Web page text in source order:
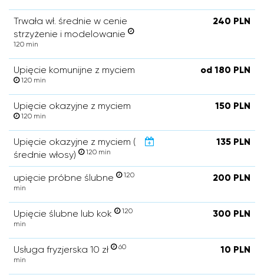
Trwała wł. średnie w cenie
strzyżenie i modelowanie
120 min
240 PLN
Upięcie komunijne z myciem
120 min
od 180 PLN
Upięcie okazyjne z myciem
120 min
150 PLN
Upięcie okazyjne z myciem (
średnie włosy)
120 min
135 PLN
upięcie próbne ślubne
120
min
200 PLN
Upięcie ślubne lub kok
120
min
300 PLN
Usługa fryzjerska 10 zł
60
min
10 PLN